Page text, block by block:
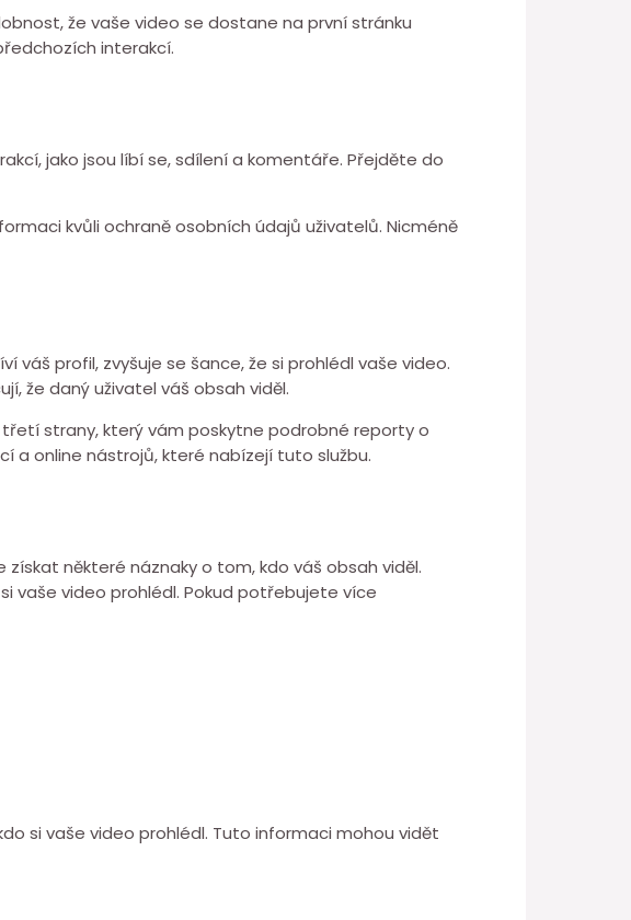
že vaše video se dostane na první stránku
interakcí.
jako jsou líbí se, sdílení a komentáře. Přejděte do
kvůli ochraně osobních údajů uživatelů. Nicméně
profil, zvyšuje se šance, že si prohlédl vaše video.
že daný uživatel váš obsah viděl.
třetí strany, který vám poskytne podrobné reporty o
a online nástrojů, které nabízejí tuto službu.
některé náznaky o tom, kdo váš obsah viděl.
vaše video prohlédl. Pokud potřebujete více
si vaše video prohlédl. Tuto informaci mohou vidět